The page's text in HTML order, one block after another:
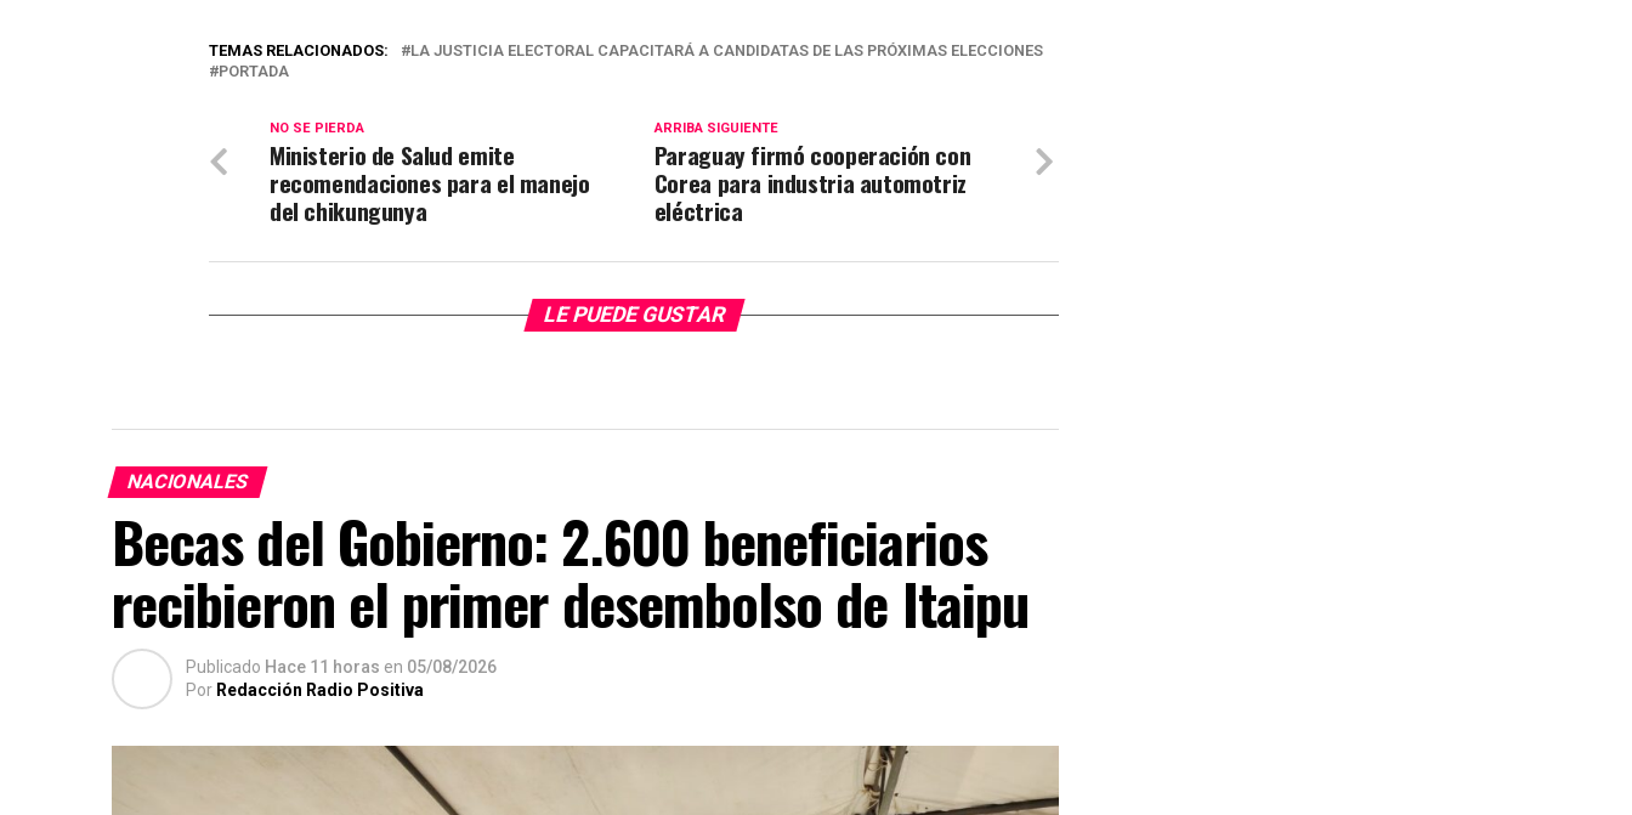
TEMAS RELACIONADOS:
LA JUSTICIA ELECTORAL CAPACITARÁ A CANDIDATAS DE LAS PRÓXIMAS ELECCIONES
PORTADA
ARRIBA SIGUIENTE
Paraguay firmó cooperación con
Corea para industria automotriz
eléctrica
NO SE PIERDA
Ministerio de Salud emite
recomendaciones para el manejo
del chikungunya
LE PUEDE GUSTAR
NACIONALES
Becas del Gobierno: 2.600 beneficiarios
recibieron el primer desembolso de Itaipu
Publicado Hace 11 horas en 05/08/2026
Por Redacción Radio Positiva